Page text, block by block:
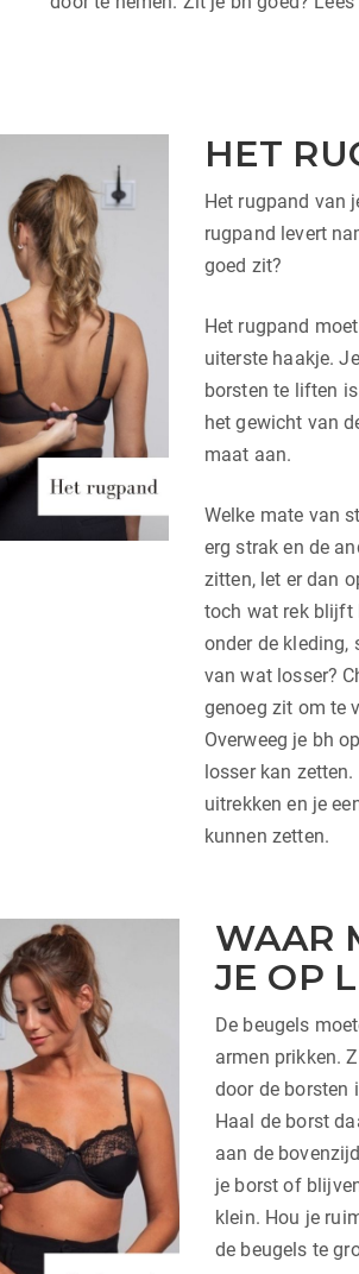
HET
Het rugpand van
rugpand levert
goed zit?
Het rugpand
uiterste haakje.
borsten te liften
het gewicht van
maat aan.
Welke mate van
erg strak en de
zitten, let er dan
toch wat rek blijft
onder de kleding,
van wat losser?
genoeg zit om te
Overweeg je bh
losser kan
uitrekken en je
kunnen zetten.
WAAR
JE OP
De beugels
armen prikken.
door de borsten
Haal de borst
aan de
je borst of
klein. Hou je
de beugels te